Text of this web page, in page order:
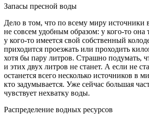
Запасы пресной воды
Дело в том, что по всему миру
не совсем удобным образом: у кого-то она
у кого-то имеется свой собственный
приходится проезжать или проходить
хотя бы пару литров. Страшно подумать,
и этих двух литров не станет. А если не
останется всего несколько источников в
кто задумывается. Уже сейчас большая
чувствует нехватку воды.
Распределение водных ресурсов